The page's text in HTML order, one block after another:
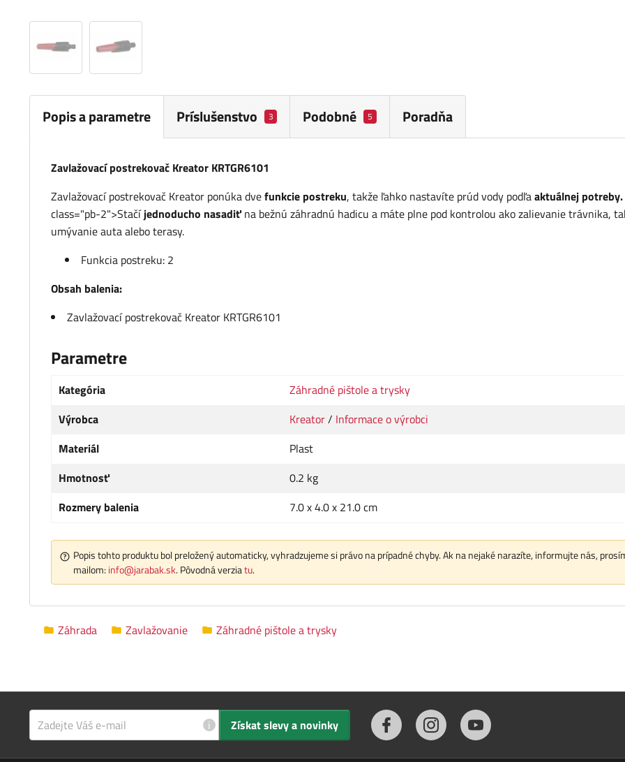
Popis a parametre Príslušenstvo 3 Podobné 5 Poradňa
Zavlažovací postrekovač Kreator KRTGR6101
Zavlažovací postrekovač Kreator ponúka dvefunkcie postreku, takže ľahko nastavíte prúd vody podľaaktuálnej potreby.
class="pb-2">Stačíjednoducho nasadiť na bežnú záhradnú hadicu a máte plne pod kontrolou ako zalievanie trávnika,
umývanie auta alebo terasy.
Funkcia postreku: 2
Obsah balenia:
Zavlažovací postrekovač Kreator KRTGR6101
Parametre
Kategória
Záhradné pištole a trysky
Výrobca
Kreator/ Informace o výrobci
Materiál
Plast
Hmotnosť
0.2 kg
Rozmery balenia
7.0 x 4.0 x 21.0 cm
Popis tohto produktu bol preložený automaticky, vyhradzujeme si právo na prípadné chyby. Ak na nejaké narazíte, informujte nás,
mailom: info@jarabak.sk. Pôvodná verziatu.
Záhrada Zavlažovanie Záhradné pištole a trysky
i Získat slevy a novinky